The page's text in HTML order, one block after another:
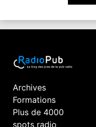
Archives
Formations
Plus de 4000
spots radio